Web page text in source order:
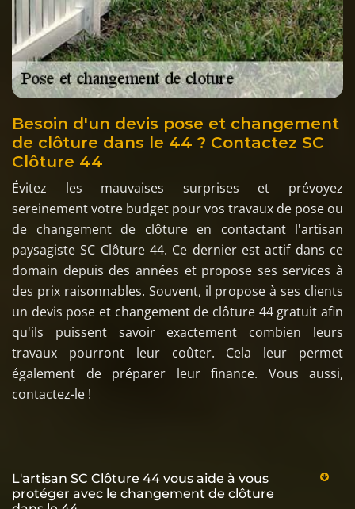
Besoin d'un devis pose et changement
de clôture dans le 44 ? Contactez SC
Clôture 44
Évitez les mauvaises surprises et prévoyez
sereinement votre budget pour vos travaux de pose ou
de changement de clôture en contactant l'artisan
paysagiste SC Clôture 44. Ce dernier est actif dans ce
domain depuis des années et propose ses services à
des prix raisonnables. Souvent, il propose à ses clients
un devis pose et changement de clôture 44 gratuit afin
qu'ils puissent savoir exactement combien leurs
travaux pourront leur coûter. Cela leur permet
également de préparer leur finance. Vous aussi,
contactez-le !
L'artisan SC Clôture 44 vous aide à vous
protéger avec le changement de clôture